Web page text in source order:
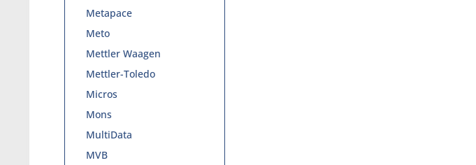
Metapace
Meto
Mettler Waagen
Mettler-Toledo
Micros
Mons
MultiData
MVB